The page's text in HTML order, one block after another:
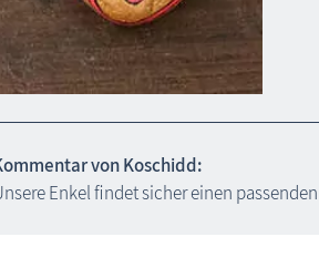
von Koschidd:
Enkel findet sicher einen